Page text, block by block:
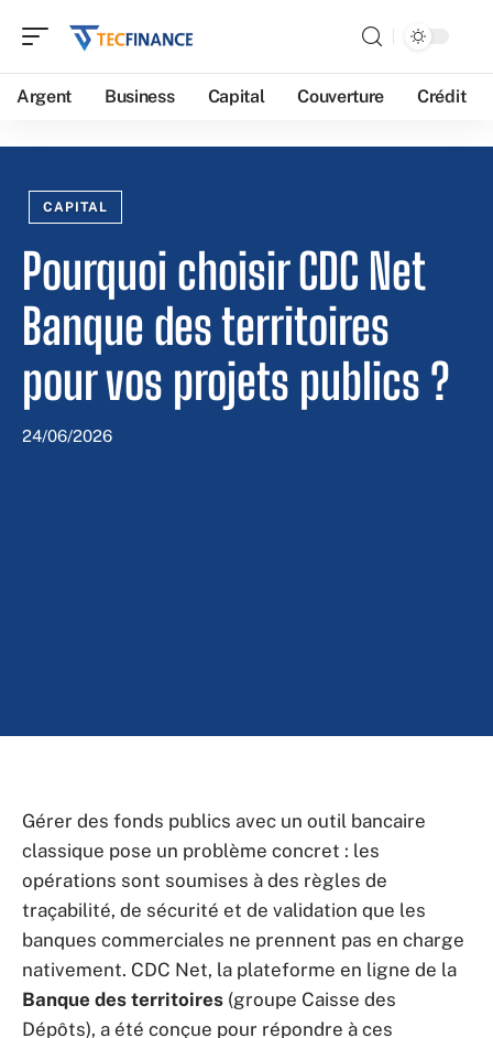
Argent Business Capital Couverture Crédit
CAPITAL
Pourquoi choisir CDC Net
Banque des territoires
pour vos projets publics ?
24/06/2026
Gérer des fonds publics avec un outil bancaire
classique pose un problème concret : les
opérations sont soumises à des règles de
traçabilité, de sécurité et de validation que les
banques commerciales ne prennent pas en charge
nativement. CDC Net, la plateforme en ligne de la
Banque des territoires (groupe Caisse des
Dépôts), a été conçue pour répondre à ces